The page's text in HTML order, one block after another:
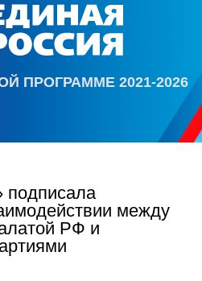
ПРОГРАММЕ 2021-2026
подписала
между
РФ и